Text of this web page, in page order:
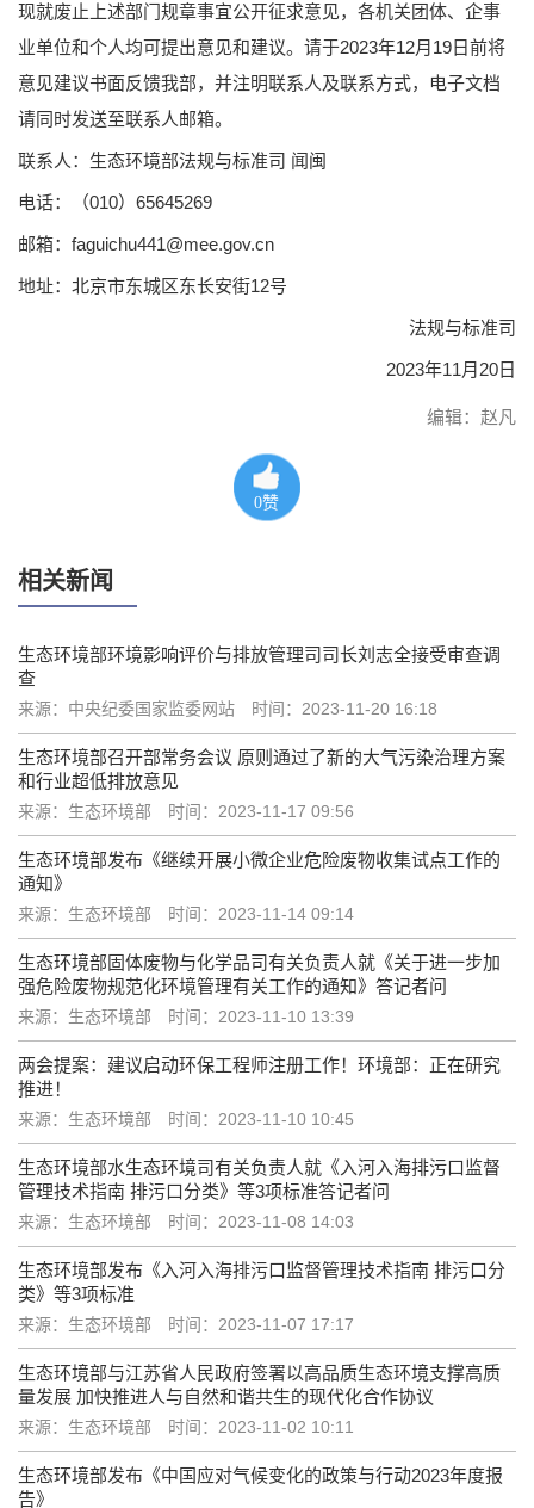
现就废止上述部门规章事宜公开征求意见，各机关团体、企事
业单位和个人均可提出意见和建议。请于2023年12月19日前将
意见建议书面反馈我部，并注明联系人及联系方式，电子文档
请同时发送至联系人邮箱。
联系人：生态环境部法规与标准司 闻闽
电话：（010）65645269
邮箱：faguichu441@mee.gov.cn
地址：北京市东城区东长安街12号
法规与标准司
2023年11月20日
编辑：赵凡
0赞
相关新闻
生态环境部环境影响评价与排放管理司司长刘志全接受审查调
查
来源：中央纪委国家监委网站 时间：2023-11-20 16:18
生态环境部召开部常务会议 原则通过了新的大气污染治理方案
和行业超低排放意见
来源：生态环境部 时间：2023-11-17 09:56
生态环境部发布《继续开展小微企业危险废物收集试点工作的
通知》
来源：生态环境部 时间：2023-11-14 09:14
生态环境部固体废物与化学品司有关负责人就《关于进一步加
强危险废物规范化环境管理有关工作的通知》答记者问
来源：生态环境部 时间：2023-11-10 13:39
两会提案：建议启动环保工程师注册工作！环境部：正在研究
推进！
来源：生态环境部 时间：2023-11-10 10:45
生态环境部水生态环境司有关负责人就《入河入海排污口监督
管理技术指南 排污口分类》等3项标准答记者问
来源：生态环境部 时间：2023-11-08 14:03
生态环境部发布《入河入海排污口监督管理技术指南 排污口分
类》等3项标准
来源：生态环境部 时间：2023-11-07 17:17
生态环境部与江苏省人民政府签署以高品质生态环境支撑高质
量发展 加快推进人与自然和谐共生的现代化合作协议
来源：生态环境部 时间：2023-11-02 10:11
生态环境部发布《中国应对气候变化的政策与行动2023年度报
告》